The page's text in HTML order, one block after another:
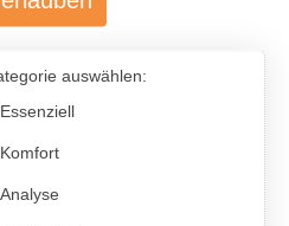
auswählen:
Essenziell
Komfort
Analyse